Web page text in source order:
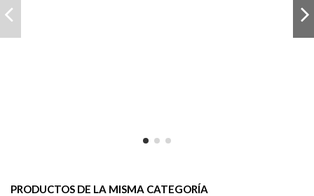
PRODUCTOS DE LA MISMA CATEGORÍA